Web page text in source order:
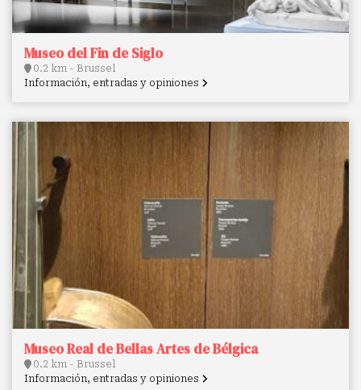
Museo del Fin de Siglo
0.2 km - Brussel
Información, entradas y opiniones
Museo Real de Bellas Artes de Bélgica
0.2 km - Brussel
Información, entradas y opiniones